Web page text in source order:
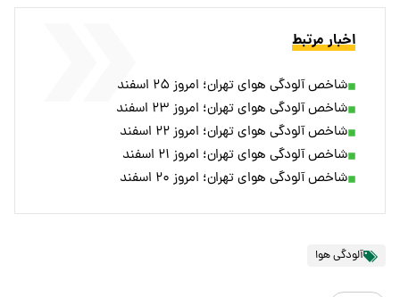
اخبار مرتبط
شاخص آلودگی هوای تهران؛ امروز ۲۵ اسفند
شاخص آلودگی هوای تهران؛ امروز ۲۳ اسفند
شاخص آلودگی هوای تهران؛ امروز ۲۲ اسفند
شاخص آلودگی هوای تهران؛ امروز ۲۱ اسفند
شاخص آلودگی هوای تهران؛ امروز ۲۰ اسفند
آلودگی هوا